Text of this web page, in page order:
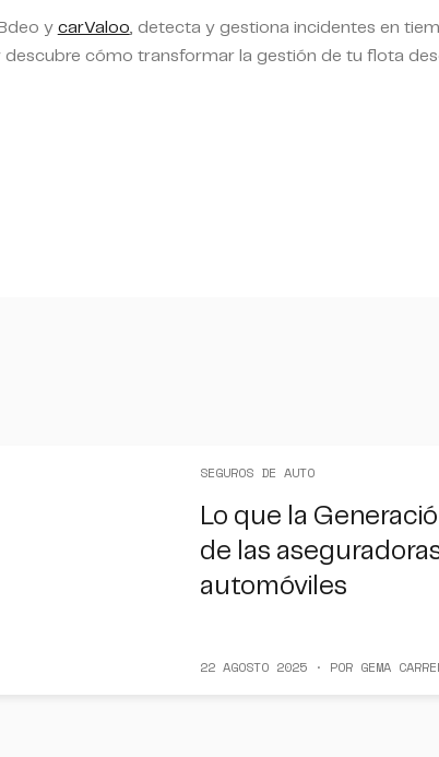
y carValoo , detecta y gestiona incidentes en
descubre cómo transformar la gestión de tu flota
SEGUROS DE AUTO
Lo que la
de las
automóviles
22 AGOSTO 2025 · POR GEMA